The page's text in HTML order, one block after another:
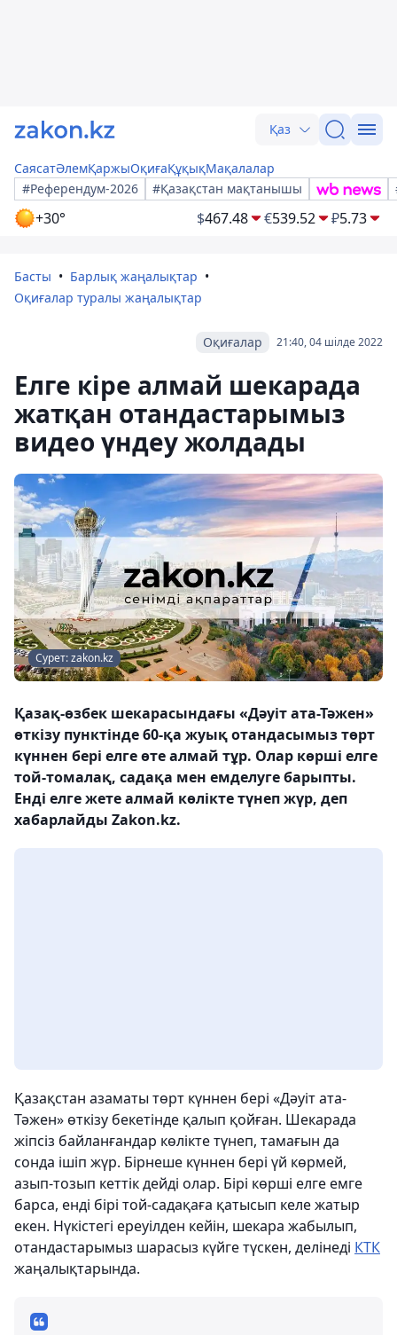
Қаз
СаясатӘлемҚаржыОқиғаҚұқықМақалалар
#Референдум-2026
#Қазақстан мақтанышы
+30° $467.48 €539.52 ₽5.73
Басты
Барлық жаңалықтар
Оқиғалар туралы жаңалықтар
21:40, 04 шілде 2022
Оқиғалар
Елге кіре алмай шекарада
жатқан отандастарымыз
видео үндеу жолдады
Сурет: zakon.kz
Қазақ-өзбек шекарасындағы «Дәуіт ата-Тәжен»
өткізу пунктінде 60-қа жуық отандасымыз төрт
күннен бері елге өте алмай тұр. Олар көрші елге
той-томалақ, садақа мен емделуге барыпты.
Енді елге жете алмай көлікте түнеп жүр, деп
хабарлайды Zakon.kz.
Қазақстан азаматы төрт күннен бері «Дәуіт ата-
Тәжен» өткізу бекетінде қалып қойған. Шекарада
жіпсіз байланғандар көлікте түнеп, тамағын да
сонда ішіп жүр. Бірнеше күннен бері үй көрмей,
азып-тозып кеттік дейді олар. Бірі көрші елге емге
барса, енді бірі той-садақаға қатысып келе жатыр
екен. Нүкістегі ереуілден кейін, шекара жабылып,
отандастарымыз шарасыз күйге түскен, делінеді КТК
жаңалықтарында.